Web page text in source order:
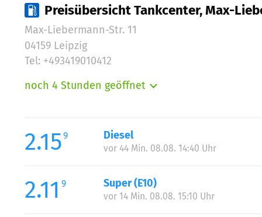
Preisübersicht Tankcenter, Max-
Max-Liebermann-Str. 11
04159 Leipzig
Tel: +493419010412
noch 4 Stunden geöffnet
Mittwoch:
Donnerstag:
Samstag:
Sonntag:
2.159 Diesel
vor 44 Min. 08.08. 14:40 Uhr
2.11 9 Super (E10)
vor 14 Min. 08.08. 15:10 Uhr